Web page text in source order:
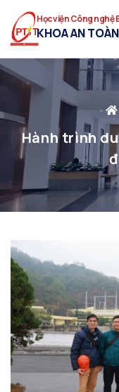
Học viện Công nghệ
KHOA AN
Hành trình